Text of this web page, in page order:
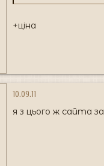
+ціна
10.09.11
я з цього ж сайта